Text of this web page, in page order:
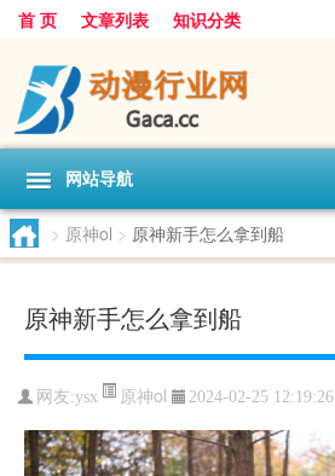
首 页 文章列表 知识分类
网站导航
> 原神ol > 原神新手怎么拿到船
原神新手怎么拿到船
网友:ysx 原神ol 2024-02-25 12:19:26